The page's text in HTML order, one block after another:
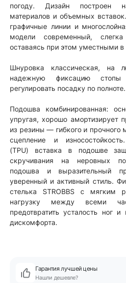
погоду. Дизайн построен
материалов и объемных
графичные линии и
модели современный,
оставаясь при этом уместными в
Шнуровка классическая, на
надежную фиксацию
регулировать посадку по полноте.
Подошва комбинированная:
упругая, хорошо амортизирует
из резины — гибкого и прочного
сцепление и
(TPU) вставка в подошве
скручивания на неровных
подошва и выразительный
уверенный и активный стиль.
стелька STROBBS с мягким
нагрузку между всеми
предотвратить усталость ног
дискомфорта.
Гарантия лучшей цены
Нашли дешевле?